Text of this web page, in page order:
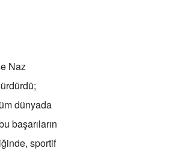
Naz
dünyada
başarıların
sportif